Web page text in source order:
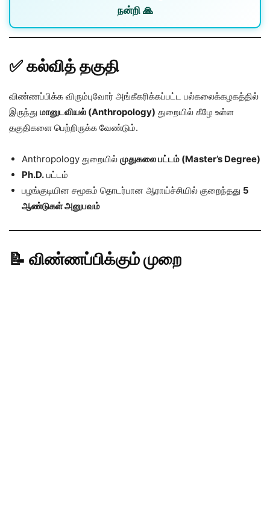
நன்றி 🙏
✅ கல்வித் தகுதி
விண்ணப்பிக்க விரும்புவோர் அங்கீகரிக்கப்பட்ட பல்கலைக்கழகத்தில்
இருந்து மானுடவியல் (Anthropology) துறையில் கீழே உள்ள
தகுதிகளை பெற்றிருக்க வேண்டும்.
Anthropology துறையில் முதுகலை பட்டம் (Master’s Degree)
Ph.D. பட்டம்
பழங்குடியின சமூகம் தொடர்பான ஆராய்ச்சியில் குறைந்தது 5
ஆண்டுகள் அனுபவம்
📝 விண்ணப்பிக்கும் முறை